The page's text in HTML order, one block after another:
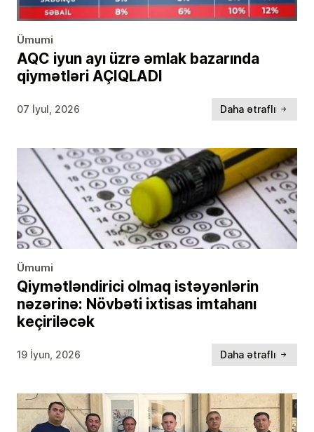
Ümumi
AQC iyun ayı üzrə əmlak bazarında
qiymətləri AÇIQLADI
07 İyul, 2026 Daha ətraflı
Ümumi
Qiymətləndirici olmaq istəyənlərin
nəzərinə: Növbəti ixtisas imtahanı
keçiriləcək
19 İyun, 2026 Daha ətraflı